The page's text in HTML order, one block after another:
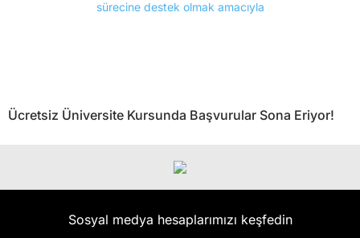
Ücretsiz Üniversite Kursunda Başvurular Sona Eriyor!
Sosyal medya hesaplarımızı keşfedin